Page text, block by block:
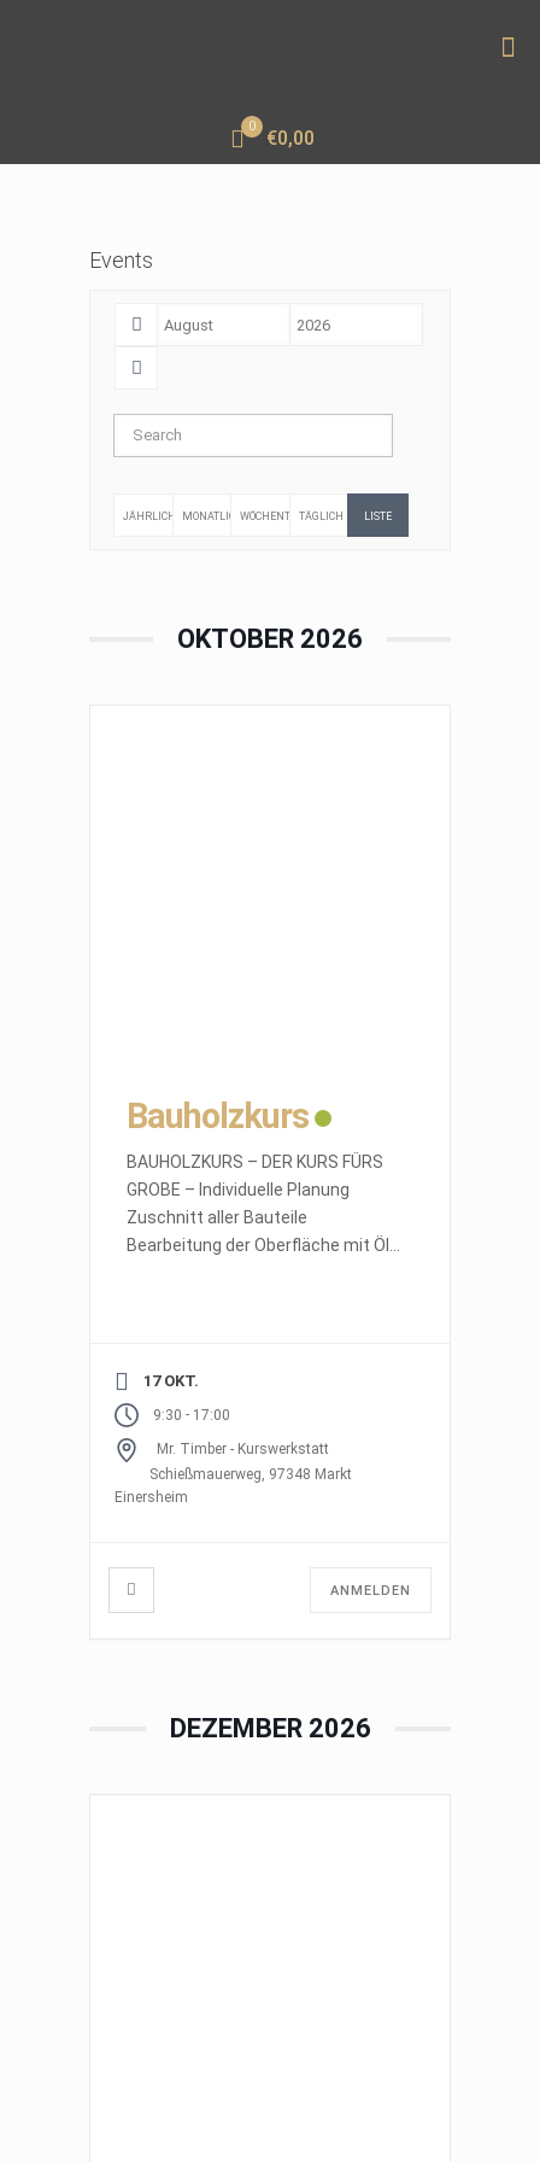
0
€0,00
Events
JÄHRLICH MONATLICHWÖCHENTLICHTÄGLICH LISTE
OKTOBER 2026
Bauholzkurs
BAUHOLZKURS – DER KURS FÜRS
GROBE – Individuelle Planung
Zuschnitt aller Bauteile
Bearbeitung der Oberfläche mit Öl
17 OKT.
9:30 - 17:00
Mr. Timber - Kurswerkstatt
Schießmauerweg, 97348 Markt
Einersheim
ANMELDEN
DEZEMBER 2026